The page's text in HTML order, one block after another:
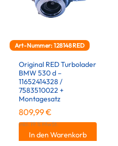
Art-Nummer: 128148RED
Original RED Turbolader
BMW 530 d –
11652414328 /
7583510022 +
Montagesatz
809,99€
inkl. 19 % MwSt.
In den Warenkorb